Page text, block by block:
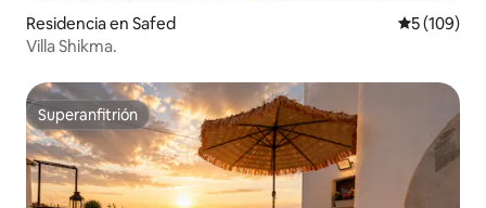
Residencia en Safed
5 (109)
Villa Shikma.
Superanfitrión
Superanfitrión